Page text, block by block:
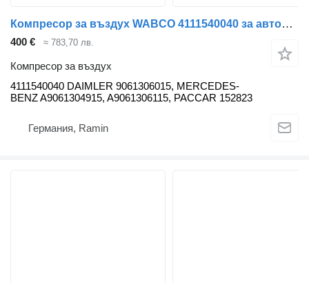
Компресор за въздух WABCO 4111540040 за автобус Mercedes-Benz Econic, Unimog, Axor, Conecto, Tourino, Zetros, Citaro, Integro, Intouro, Touro
400 € ≈ 783,70 лв.
Компресор за въздух
4111540040 DAIMLER 9061306015, MERCEDES-
BENZ A9061304915, A9061306115, PACCAR 152823
Германия, Ramin